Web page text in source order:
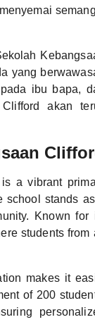
yang
ibu bapa,
akan
a vibrant
school stands
Known for
students from
makes it
of 200